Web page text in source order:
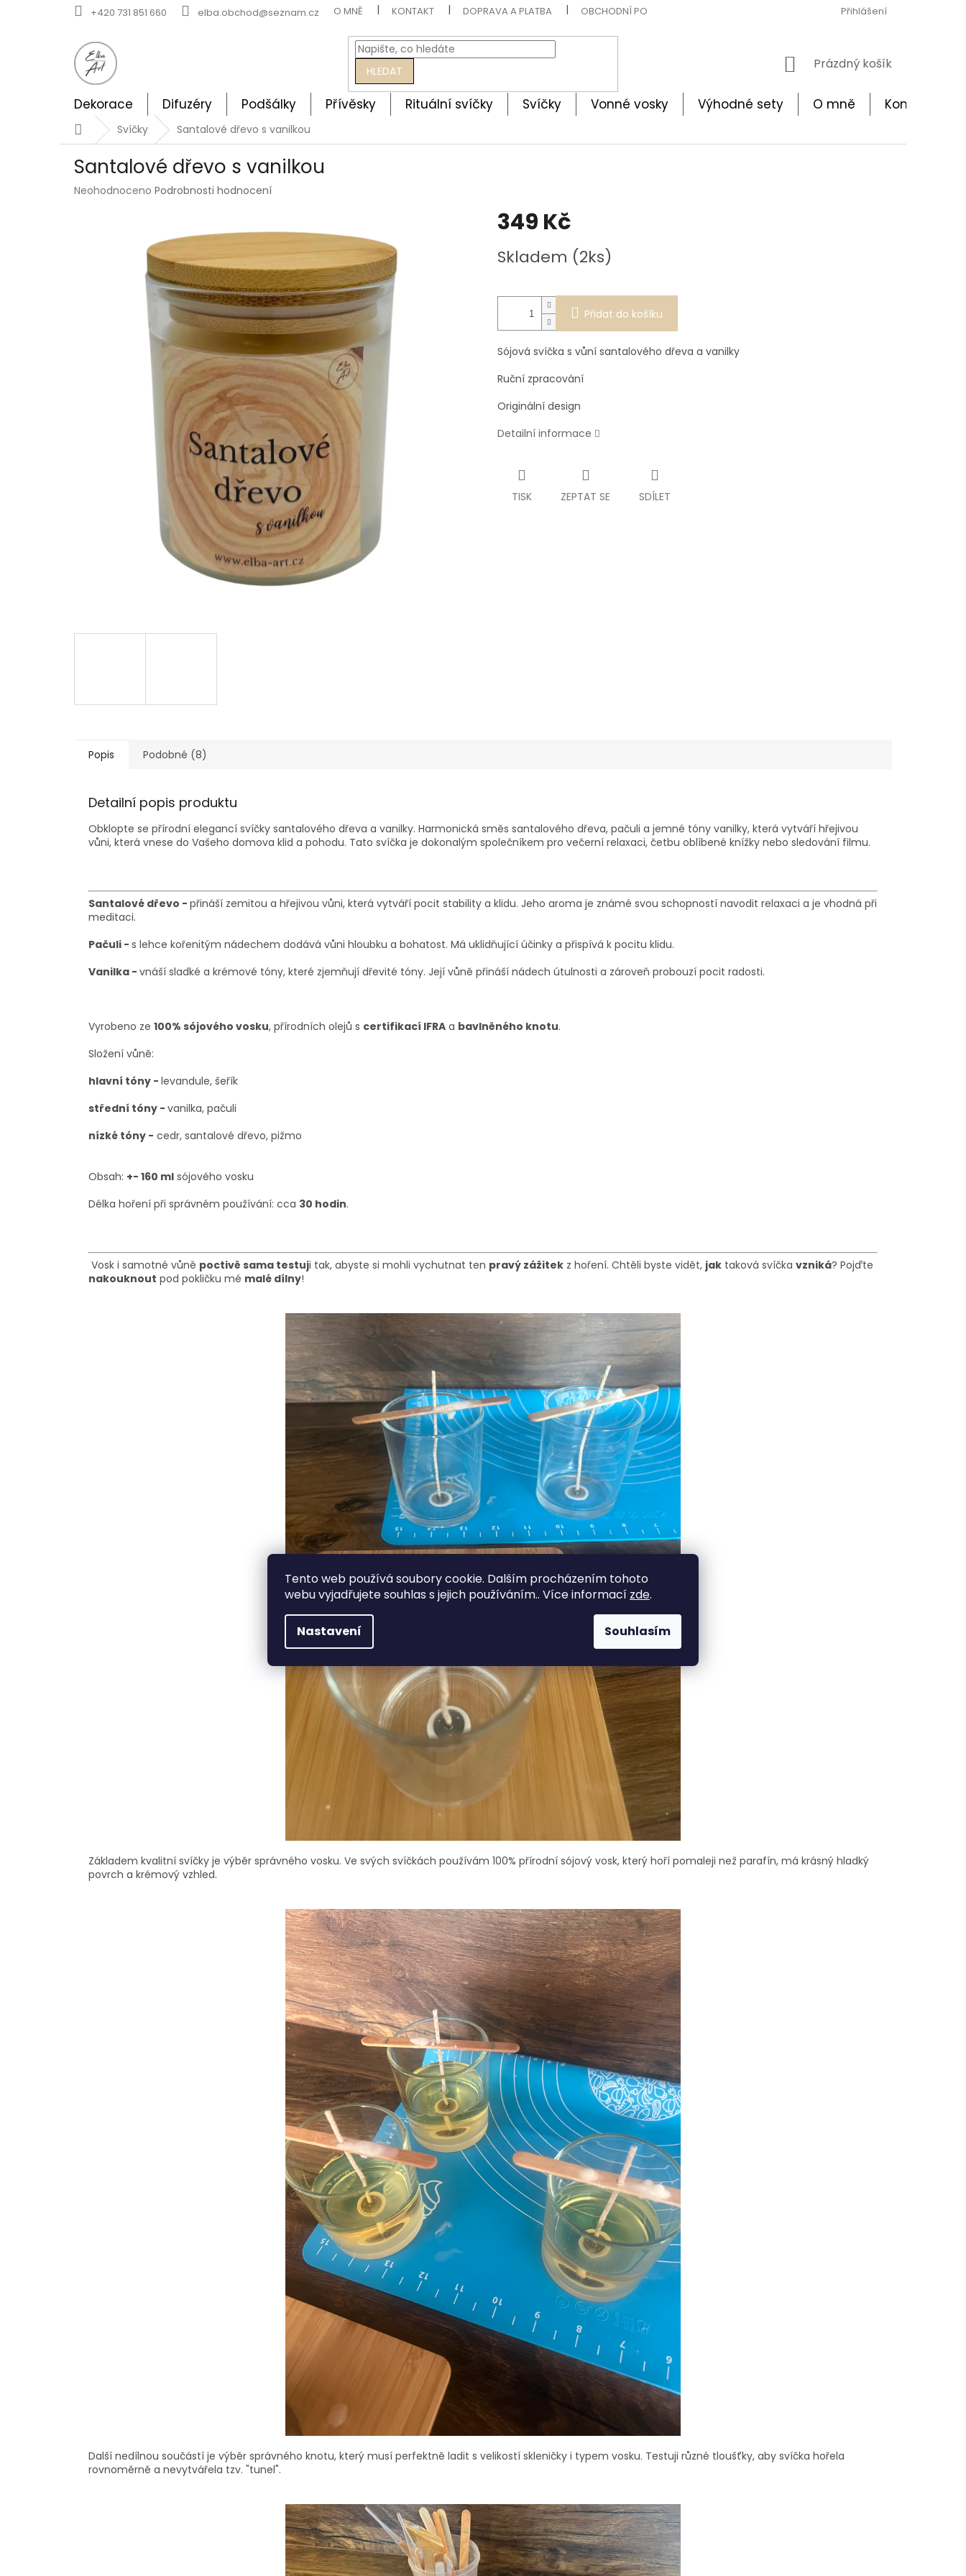
Tento web používá soubory cookie. Dalším procházením tohoto
webu vyjadřujete souhlas s jejich používáním.. Více informací zde.
Nastavení Souhlasím
+420 731 851 660 elba.obchod@seznam.cz O MNĚ KONTAKT DOPRAVA A PLATBA OBCHODNÍ PODMÍNKY OCHRANA OSOBNÍCH ÚDAJŮ BEZPEČNOSTNÍ
Přihlášení
HLEDAT
NÁKUPNÍ
Prázdný košík
Dekorace Difuzéry Podšálky Přívěsky Rituální svíčky Svíčky Vonné vosky Výhodné sety O mně Kontakt
DomůSvíčky Santalové dřevo s vanilkou
Santalové dřevo s vanilkou
Průměrné
Neohodnoceno Podrobnosti hodnocení
349 Kč
cena:
Skladem (2ks)
Přidat do košíku
Sójová svíčka s vůní santalového dřeva a vanilky
Ruční zpracování
Originální design
Detailní informace
TISK ZEPTAT SE SDÍLET
Popis Podobné (8)
Detailní popis produktu
Obklopte se přírodní elegancí svíčky santalového dřeva a vanilky. Harmonická směs santalového dřeva, pačuli a jemné tóny vanilky, která vytváří hřejivou
vůni, která vnese do Vašeho domova klid a pohodu. Tato svíčka je dokonalým společníkem pro večerní relaxaci, četbu oblíbené knížky nebo sledování filmu.
Santalové dřevo - přináší zemitou a hřejivou vůni, která vytváří pocit stability a klidu. Jeho aroma je známé svou schopností navodit relaxaci a je vhodná při
meditaci.
Pačuli - s lehce kořenitým nádechem dodává vůni hloubku a bohatost. Má uklidňující účinky a přispívá k pocitu klidu.
Vanilka - vnáší sladké a krémové tóny, které zjemňují dřevité tóny. Její vůně přináší nádech útulnosti a zároveň probouzí pocit radosti.
Vyrobeno ze 100% sójového vosku, přírodních olejů s certifikací IFRA a bavlněného knotu.
Složení vůně:
hlavní tóny - levandule, šeřík
střední tóny - vanilka, pačuli
nízké tóny - cedr, santalové dřevo, pižmo
Obsah: +- 160 ml sójového vosku
Délka hoření při správném používání: cca 30 hodin.
Vosk i samotné vůně poctivě sama testuji tak, abyste si mohli vychutnat ten pravý zážitek z hoření. Chtěli byste vidět, jak taková svíčka vzniká? Pojďte
nakouknout pod pokličku mé malé dílny!
Základem kvalitní svíčky je výběr správného vosku. Ve svých svíčkách používám 100% přírodní sójový vosk, který hoří pomaleji než parafín, má krásný hladký
povrch a krémový vzhled.
Další nedílnou součástí je výběr správného knotu, který musí perfektně ladit s velikostí skleničky i typem vosku. Testuji různé tloušťky, aby svíčka hořela
rovnoměrně a nevytvářela tzv. "tunel".